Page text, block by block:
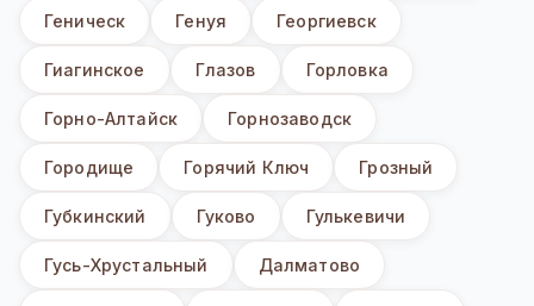
Геническ Генуя Георгиевск
Гиагинское Глазов Горловка
Горно-Алтайск Горнозаводск
Городище Горячий Ключ Грозный
Губкинский Гуково Гулькевичи
Гусь-Хрустальный Далматово